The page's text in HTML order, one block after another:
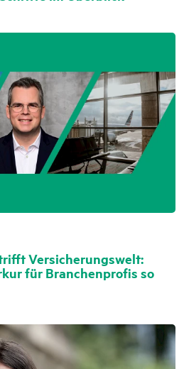
Versicherungswelt:
für Branchenprofis so